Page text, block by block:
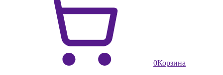
0Корзина